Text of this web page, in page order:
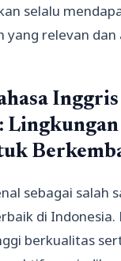
selalu
yang relevan
sebagai salah
di Indonesia.
berkualitas